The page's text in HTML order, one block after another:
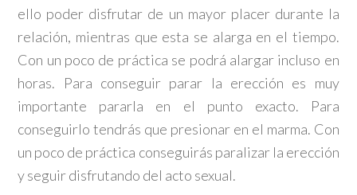
ello poder disfrutar de un mayor placer durante la
relación, mientras que esta se alarga en el tiempo.
Con un poco de práctica se podrá alargar incluso en
horas. Para conseguir parar la erección es muy
importante pararla en el punto exacto. Para
conseguirlo tendrás que presionar en el marma. Con
un poco de práctica conseguirás paralizar la erección
y seguir disfrutando del acto sexual.